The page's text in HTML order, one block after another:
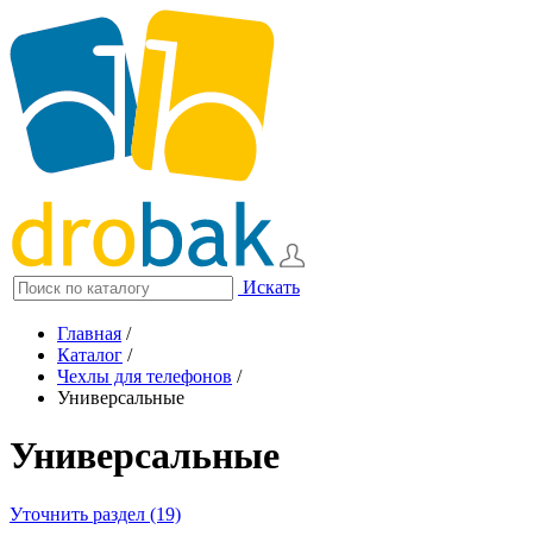
Искать
Главная /
Каталог /
Чехлы для телефонов /
Универсальные
Универсальные
Уточнить раздел (19)